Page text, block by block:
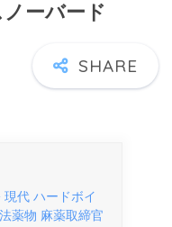
ーバード
代 ハードボイ
薬物 麻薬取締官